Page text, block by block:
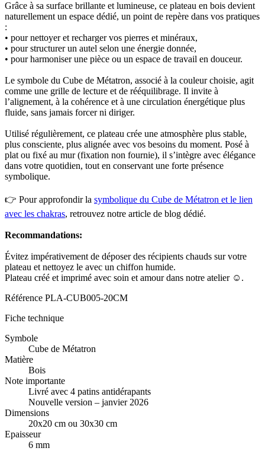
Grâce à sa surface brillante et lumineuse, ce plateau en bois devient
naturellement un espace dédié, un point de repère dans vos pratiques
:
• pour nettoyer et recharger vos pierres et minéraux,
• pour structurer un autel selon une énergie donnée,
• pour harmoniser une pièce ou un espace de travail en douceur.
Le symbole du Cube de Métatron, associé à la couleur choisie, agit
comme une grille de lecture et de rééquilibrage. Il invite à
l’alignement, à la cohérence et à une circulation énergétique plus
fluide, sans jamais forcer ni diriger.
Utilisé régulièrement, ce plateau crée une atmosphère plus stable,
plus consciente, plus alignée avec vos besoins du moment. Posé à
plat ou fixé au mur (fixation non fournie), il s’intègre avec élégance
dans votre quotidien, tout en conservant une forte présence
symbolique.
👉 Pour approfondir la symbolique du Cube de Métatron et le lien
avec les chakras, retrouvez notre article de blog dédié.
Recommandations:
Évitez impérativement de déposer des récipients chauds sur votre
plateau et nettoyez le avec un chiffon humide.
Plateau créé et imprimé avec soin et amour dans notre atelier ☺.
Référence PLA-CUB005-20CM
Fiche technique
Symbole
Cube de Métatron
Matière
Bois
Note importante
Livré avec 4 patins antidérapants
Nouvelle version – janvier 2026
Dimensions
20x20 cm ou 30x30 cm
Epaisseur
6 mm